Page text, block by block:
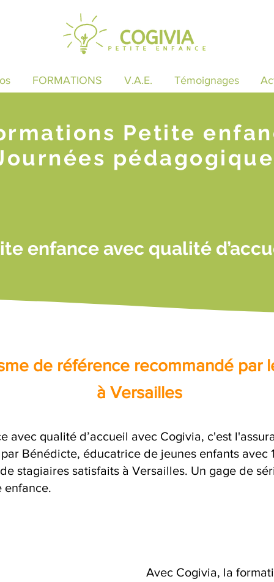
FORMATIONS V.A.E. Témoignages
Petite
enfance avec qualité
de référence recommandé par
à Versailles
avec qualité d’accueil avec Cogivia, c'est
Bénédicte, éducatrice de jeunes enfants avec
stagiaires satisfaits à Versailles. Un gage de
enfance.
Avec Cogivia, la